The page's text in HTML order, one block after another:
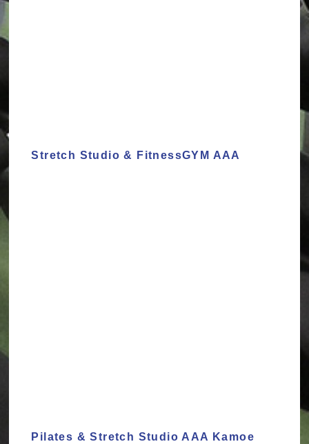
Stretch Studio & FitnessGYM AAA
Pilates & Stretch Studio AAA Kamoe